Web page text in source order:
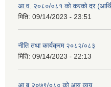
आ.व. २०८०/०८१ को करको दर
मिति: 09/14/2023 - 23:51
नीति तथा कार्यक्रम २०८२/०८३
मिति: 09/14/2023 - 22:13
आ.ब.२०७९/०८० को आय व्यय